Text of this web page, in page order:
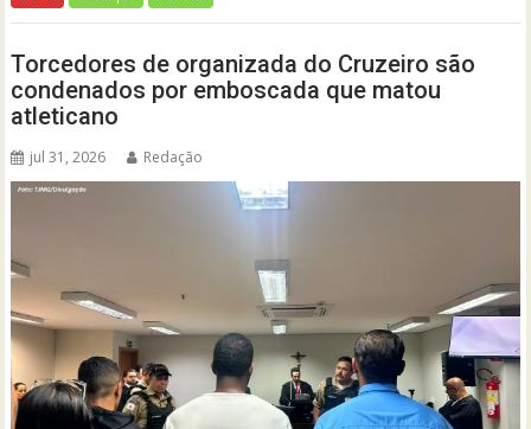
Torcedores de organizada do Cruzeiro são
condenados por emboscada que matou
atleticano
jul 31, 2026 Redação